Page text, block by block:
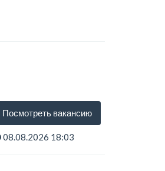
Посмотреть вакансию
08.08.2026 18:03